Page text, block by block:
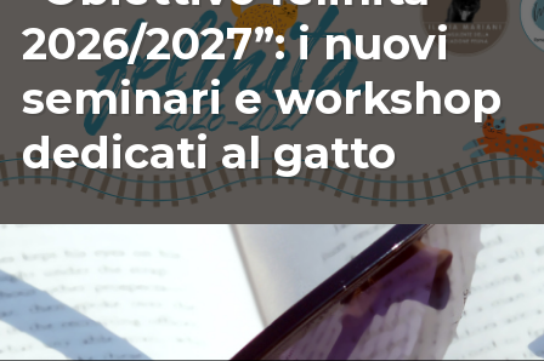
2026/2027”: i nuovi
seminari e workshop
dedicati al gatto